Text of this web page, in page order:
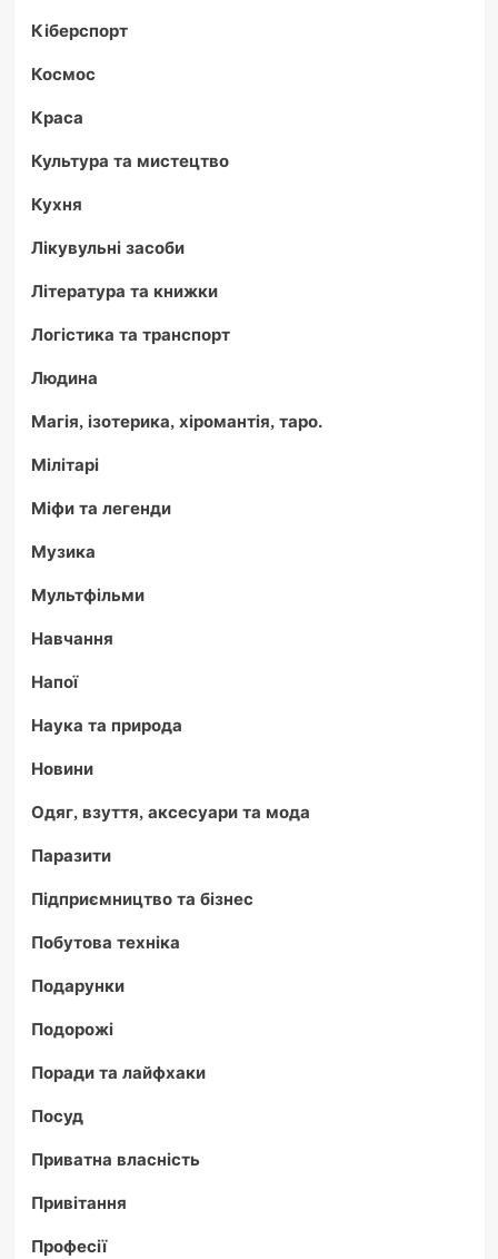
Кіберспорт
Космос
Краса
Культура та мистецтво
Кухня
Лікувульні засоби
Література та книжки
Логістика та транспорт
Людина
Магія, ізотерика, хіромантія, таро.
Мілітарі
Міфи та легенди
Музика
Мультфільми
Навчання
Напої
Наука та природа
Новини
Одяг, взуття, аксесуари та мода
Паразити
Підприємництво та бізнес
Побутова техніка
Подарунки
Подорожі
Поради та лайфхаки
Посуд
Приватна власність
Привітання
Професії